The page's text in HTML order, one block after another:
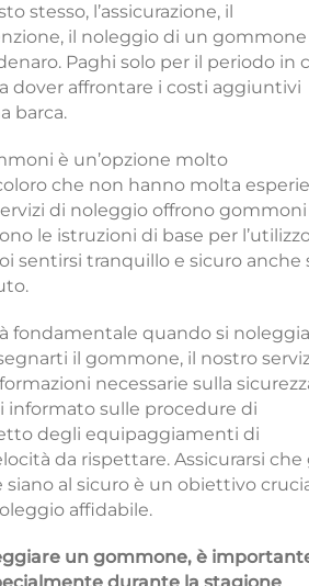
stesso, l’assicurazione, il
il noleggio di un
Paghi solo per il periodo in
dover affrontare i costi aggiuntivi
barca.
è un’opzione molto
che non hanno molta
di noleggio offrono gommoni
le istruzioni di base per
sentirsi tranquillo e sicuro anche
fondamentale quando si
il gommone, il nostro
necessarie sulla
informato sulle procedure di
degli equipaggiamenti di
da rispettare. Assicurarsi che
al sicuro è un obiettivo
affidabile.
un gommone, è